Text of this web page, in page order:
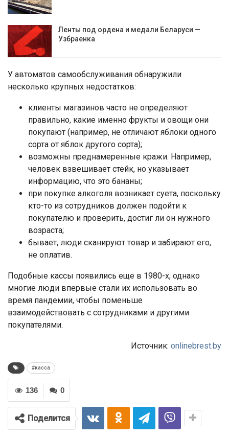
Ленты под ордена и медали Беларуси —
Узбраенка
У автоматов самообслуживания обнаружили
несколько крупных недостатков:
клиенты магазинов часто не определяют
правильно, какие именно фрукты и овощи они
покупают (например, не отличают яблоки одного
сорта от яблок другого сорта);
возможны преднамеренные кражи. Например,
человек взвешивает стейк, но указывает
информацию, что это бананы;
при покупке алкоголя возникает суета, поскольку
кто-то из сотрудников должен подойти к
покупателю и проверить, достиг ли он нужного
возраста;
бывает, люди сканируют товар и забирают его,
не оплатив.
Подобные кассы появились еще в 1980-х, однако
многие люди впервые стали их использовать во
время пандемии, чтобы поменьше
взаимодействовать с сотрудниками и другими
покупателями.
Источник: onlinebrest.by
#касса
0
136
Поделится